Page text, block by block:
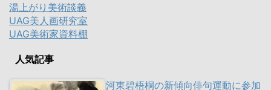
湯上がり美術談義
UAG美人画研究室
UAG美術家資料棚
人気記事
河東碧梧桐の新傾向俳句運動に参加